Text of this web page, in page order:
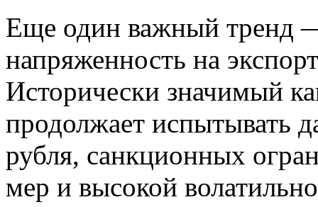
Еще один важный тренд
напряженность на
Исторически значимый
продолжает испытывать
рубля, санкционных
мер и высокой